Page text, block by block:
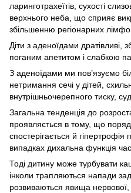
ларинготрахеїтів, сухості
верхнього неба, що сприяє
збільшенню регіонарних
Діти з аденоїдами дратівливі,
поганим апетитом і слабкою
З аденоїдами ми пов’язуємо
нетримання сечі у дітей,
внутрішньочерепного тиску,
Загальна тенденція до
проявляється в тому, що
спостерігається й
випадках дихальна функція
Тоді дитину може турбувати
інколи трапляються напади
розвиваються явища нервової,